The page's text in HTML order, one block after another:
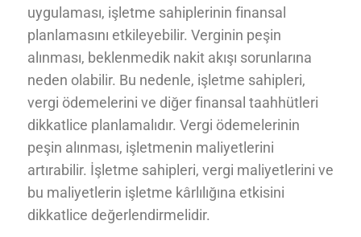
uygulaması, işletme sahiplerinin finansal
planlamasını etkileyebilir. Verginin peşin
alınması, beklenmedik nakit akışı sorunlarına
neden olabilir. Bu nedenle, işletme sahipleri,
vergi ödemelerini ve diğer finansal taahhütleri
dikkatlice planlamalıdır. Vergi ödemelerinin
peşin alınması, işletmenin maliyetlerini
artırabilir. İşletme sahipleri, vergi maliyetlerini ve
bu maliyetlerin işletme kârlılığına etkisini
dikkatlice değerlendirmelidir.